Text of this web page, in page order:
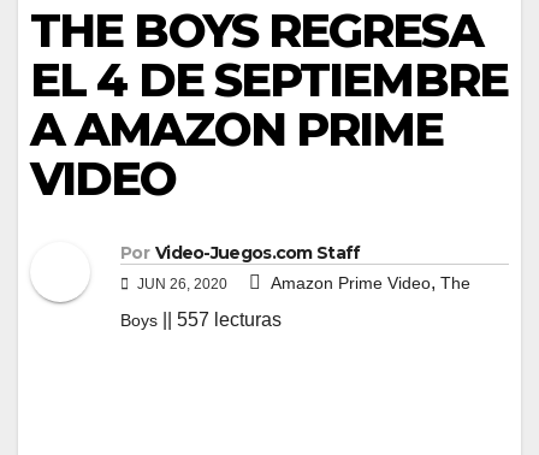
THE BOYS REGRESA
EL 4 DE SEPTIEMBRE
A AMAZON PRIME
VIDEO
Por Video-Juegos.com Staff
JUN 26, 2020 Amazon Prime Video, The
Boys
|| 557 lecturas